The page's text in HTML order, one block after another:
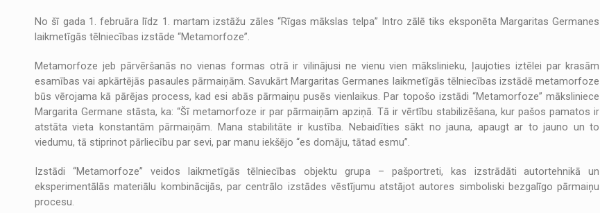
No šī gada 1. februāra līdz 1. martam izstāžu zāles “Rīgas mākslas telpa” Intro zālē tiks eksponēta Margaritas Germanes
laikmetīgās tēlniecības izstāde “Metamorfoze”.
Metamorfoze jeb pārvēršanās no vienas formas otrā ir vilinājusi ne vienu vien mākslinieku, ļaujoties iztēlei par krasām
esamības vai apkārtējās pasaules pārmaiņām. Savukārt Margaritas Germanes laikmetīgās tēlniecības izstādē metamorfoze
būs vērojama kā pārējas process, kad esi abās pārmaiņu pusēs vienlaikus. Par topošo izstādi “Metamorfoze” māksliniece
Margarita Germane stāsta, ka: “Šī metamorfoze ir par pārmaiņām apziņā. Tā ir vērtību stabilizēšana, kur pašos pamatos ir
atstāta vieta konstantām pārmaiņām. Mana stabilitāte ir kustība. Nebaidīties sākt no jauna, apaugt ar to jauno un to
viedumu, tā stiprinot pārliecību par sevi, par manu iekšējo “es domāju, tātad esmu”.
Izstādi “Metamorfoze” veidos laikmetīgās tēlniecības objektu grupa – pašportreti, kas izstrādāti autortehnikā un
eksperimentālās materiālu kombinācijās, par centrālo izstādes vēstījumu atstājot autores simboliski bezgalīgo pārmaiņu
procesu.